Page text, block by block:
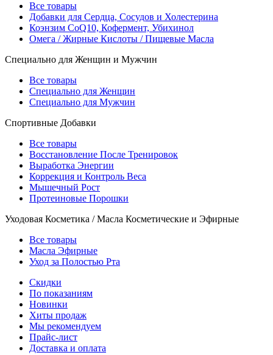
Все товары
Добавки для Сердца, Сосудов и Холестерина
Коэнзим CoQ10, Кофермент, Убихинол
Омега / Жирные Кислоты / Пищевые Масла
Специально для Женщин и Мужчин
Все товары
Специально для Женщин
Специально для Мужчин
Спортивные Добавки
Все товары
Восстановление После Тренировок
Выработка Энергии
Коррекция и Контроль Веса
Мышечный Рост
Протеиновые Порошки
Уходовая Косметика / Масла Косметические и Эфирные
Все товары
Масла Эфирные
Уход за Полостью Рта
Скидки
По показаниям
Новинки
Хиты продаж
Мы рекомендуем
Прайс-лист
Доставка и оплата